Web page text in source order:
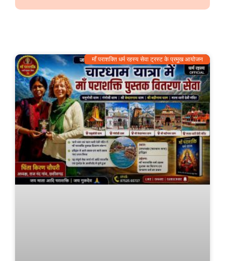
माँ पराशक्ति धर्म रहस्य सेवा ट्रस्ट के प्रमुख आयोजन